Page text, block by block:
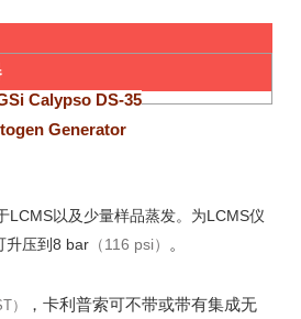
Calypso DS-35
Generator
LCMS以及少量样品蒸发。为LCMS仪
升压到8 bar （116 psi） 。
）
，卡利普索可不带或带有集成无